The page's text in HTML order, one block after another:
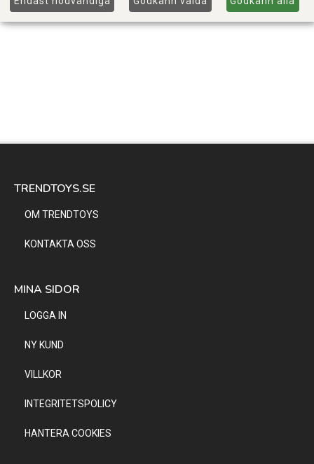
TRENDTOYS.SE
OM TRENDTOYS
KONTAKTA OSS
MINA SIDOR
LOGGA IN
NY KUND
VILLKOR
INTEGRITETSPOLICY
HANTERA COOKIES